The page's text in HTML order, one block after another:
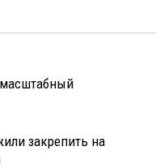
закрепить на